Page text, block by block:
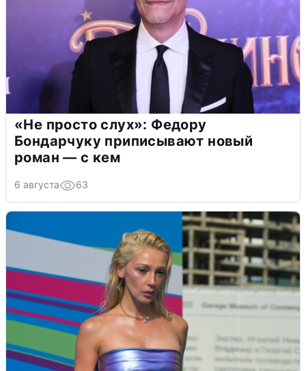
«Не просто слух»: Федору
Бондарчуку приписывают новый
роман — с кем
6 августа 63